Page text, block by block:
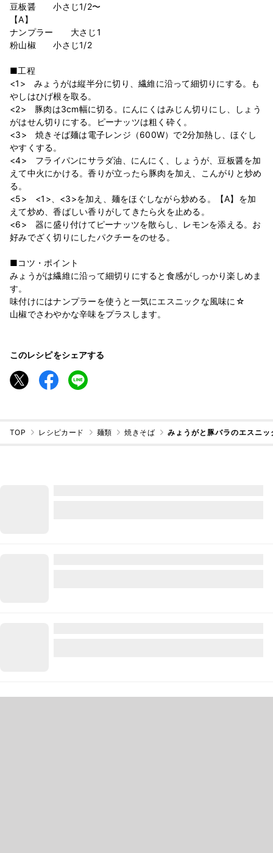
豆板醤 小さじ1/2〜
【A】
ナンプラー 大さじ1
粉山椒 小さじ1/2
■工程
<1> みょうがは縦半分に切り、繊維に沿って細切りにする。も
やしはひげ根を取る。
<2> 豚肉は3cm幅に切る。にんにくはみじん切りにし、しょう
がはせん切りにする。ピーナッツは粗く砕く。
<3> 焼きそば麺は電子レンジ（600W）で2分加熱し、ほぐし
やすくする。
<4> フライパンにサラダ油、にんにく、しょうが、豆板醤を加
えて中火にかける。香りが立ったら豚肉を加え、こんがりと炒め
る。
<5> <1>、<3>を加え、麺をほぐしながら炒める。【A】を加
えて炒め、香ばしい香りがしてきたら火を止める。
<6> 器に盛り付けてピーナッツを散らし、レモンを添える。お
好みでざく切りにしたパクチーをのせる。
■コツ・ポイント
みょうがは繊維に沿って細切りにすると食感がしっかり楽しめま
す。
味付けにはナンプラーを使うと一気にエスニックな風味に☆
山椒でさわやかな辛味をプラスします。
このレシピをシェアする
TOP レシピカード 麺類 焼きそば みょうがと豚バラのエスニッ